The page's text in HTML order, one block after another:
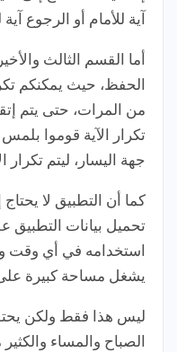
آية للأمام أو الرجوع
أما القسم الثالث
الحفظ، حيث يمكنكم
من المرات، حتى يتم
تكرار الآية قوموا
جهة اليسار، ليتم تكرار
كما أن التطبيق لا
تحميل بيانات التطبيق
استخدامه في أي وقت
يشغل مساحة كبيرة
ليس هذا فقط ولكن
الصباح والمساء